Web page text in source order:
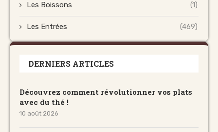
Les Boissons (1)
Les Entrées (469)
DERNIERS ARTICLES
Découvrez comment révolutionner vos plats
avec du thé !
10 août 2026